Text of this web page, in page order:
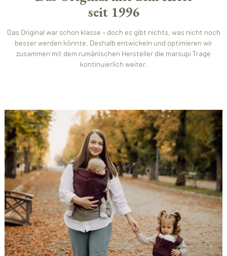
seit 1996
Das Original war schon klasse – doch es gibt nichts, was nicht noch
besser werden könnte. Deshalb entwickeln und optimieren wir
zusammen mit dem rumänischen Hersteller die marsupi Trage
kontinuierlich weiter.